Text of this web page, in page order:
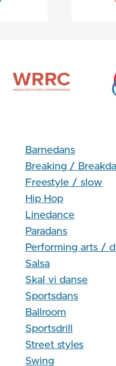
Barnedans
Breaking /
Freestyle / slow
Hip Hop
Linedance
Paradans
Performing arts /
Salsa
Skal vi danse
Sportsdans
Ballroom
Sportsdrill
Street styles
Swing